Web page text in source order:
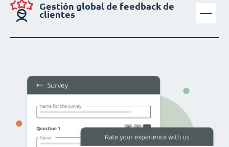
Gestión global de feedback de
clientes